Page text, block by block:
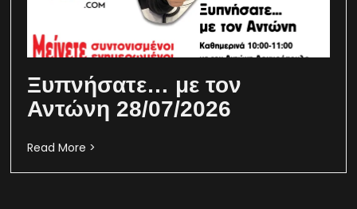
Ξυπνήσατε… με τον
Αντώνη 28/07/2026
Read More >